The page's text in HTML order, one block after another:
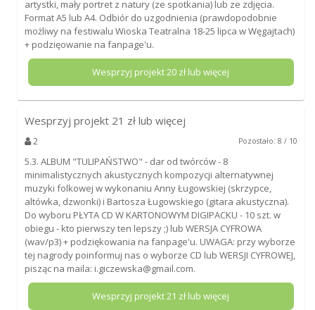
artystki, mały portret z natury (ze spotkania) lub ze zdjęcia.
Format A5 lub A4. Odbiór do uzgodnienia (prawdopodobnie
możliwy na festiwalu Wioska Teatralna 18-25 lipca w Węgajtach)
+ podzięowanie na fanpage'u.
Wesprzyj projekt20 zł lub więcej
Wesprzyj projekt 21 zł lub więcej
2 Pozostało: 8 / 10
5.3. ALBUM "TULIPAŃSTWO" - dar od twórców - 8
minimalistycznych akustycznych kompozycji alternatywnej
muzyki folkowej w wykonaniu Anny Ługowskiej (skrzypce,
altówka, dzwonki) i Bartosza Ługowskiego (gitara akustyczna).
Do wyboru PŁYTA CD W KARTONOWYM DIGIPACKU - 10 szt. w
obiegu - kto pierwszy ten lepszy ;) lub WERSJA CYFROWA
(wav/p3) + podziękowania na fanpage'u. UWAGA: przy wyborze
tej nagrody poinformuj nas o wyborze CD lub WERSJI CYFROWEJ,
pisząc na maila: i.giczewska@gmail.com.
Wesprzyj projekt21 zł lub więcej